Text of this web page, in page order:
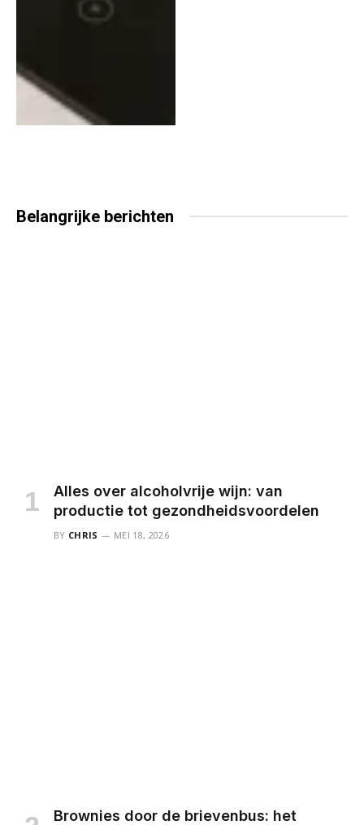
Belangrijke berichten
Alles over alcoholvrije wijn: van
productie tot gezondheidsvoordelen
BY CHRIS MEI 18, 2026
Brownies door de brievenbus: het